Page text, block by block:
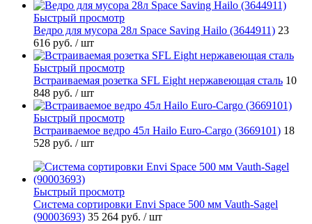
Быстрый просмотр
Ведро для мусора 28л Space Saving Hailo (3644911) 23
616 руб. / шт
Быстрый просмотр
Встраиваемая розетка SFL Eight нержавеющая сталь 10
848 руб. / шт
Быстрый просмотр
Встраиваемое ведро 45л Hailo Euro-Cargo (3669101) 18
528 руб. / шт
Быстрый просмотр
Система сортировки Envi Space 500 мм Vauth-Sagel
(90003693) 35 264 руб. / шт